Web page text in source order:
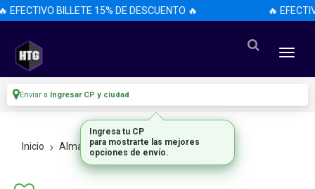
EFECTIVO BILLETE 15% DE DESCUENTO 🔥 🔥
Enviar a Ingresar CP y ciudad
Inicio Almacenamiento Discos Ssd
Ingresa tu CP
para mostrarte las mejores
opciones de envío.